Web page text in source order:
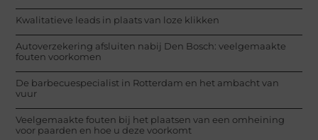
Kwalitatieve leads in plaats van loze klikken
Autoverzekering afsluiten nabij Den Bosch: veelgemaakte
fouten voorkomen
De barbecuespecialist in Rotterdam en het ambacht van
vuur
Veelgemaakte fouten bij het plaatsen van een omheining
voor paarden en hoe u deze voorkomt